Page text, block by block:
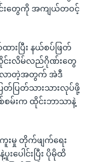
းတွေကို အကျယ်တဝင့်
ားပြီး နယ်စပ်ဖြတ်
င်းလိမ်လည်ဂိုဏ်းတွေ
ရှိလာတဲ့အတွက် အဲဒီ
ြတ်ပြတ်သားသားလုပ်ဖို့
မ်းက ထိုင်းဘာသာနဲ့
းမှု တိုက်ဖျက်ရေး
ပေါင်းပြီး ပိုမိုထိ